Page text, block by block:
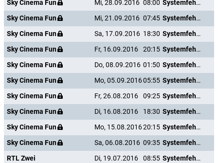
Sky Cinema Fun Mi, 28.09.2016 08:00
Systemfehler - Wenn Inge tanzt
Sky Cinema Fun
Mi, 21.09.2016 07:45
Systemfehler - Wenn Inge tanzt
Sky Cinema Fun
Sa, 17.09.2016 18:30
Systemfehler - Wenn Inge tanzt
Sky Cinema Fun
Fr, 16.09.2016 20:15
Systemfehler - Wenn Inge tanzt
Sky Cinema Fun
Do, 08.09.2016 01:50
Systemfehler - Wenn Inge tanzt
Sky Cinema Fun
Mo, 05.09.201605:55
Systemfehler - Wenn Inge tanzt
Sky Cinema Fun
Fr, 26.08.2016 09:25
Systemfehler - Wenn Inge tanzt
Sky Cinema Fun
Di, 16.08.2016 18:30
Systemfehler - Wenn Inge tanzt
Sky Cinema Fun
Mo, 15.08.201620:15
Systemfehler - Wenn Inge tanzt
Sky Cinema Fun
Sa, 06.08.2016 09:35
Systemfehler - Wenn Inge tanzt
RTL Zwei
Di, 19.07.2016 08:55
Systemfehler - Wenn Inge tanzt